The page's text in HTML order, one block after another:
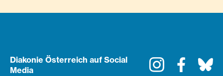
Diakonie Österreich auf Social
Media
Instagram